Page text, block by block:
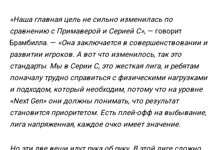
«Наша главная цель не сильно изменилась по
сравнению с Примаверой и Серией С», — говорит
Брамбилла. — «Она заключается в совершенствовании и
развитии игроков. А вот что изменилось, так это
стандарты. Мы в Серии С, это жесткая лига, и ребятам
поначалу трудно справиться с физическими нагрузками
и подходом, который необходим, потому что на уровне
«Next Gen» они должны понимать, что результат
становится приоритетом. Есть плей-офф на выбывание,
лига напряженная, каждое очко имеет значение.